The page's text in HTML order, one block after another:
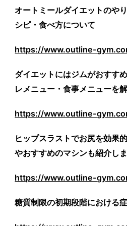
オートミールダイエットのや
シピ・食べ方について
https://www.outline-
ダイエットにはジムがおすす
レメニュー・食事メニューを
https://www.outline-
ヒップスラストでお尻を効果
やおすすめのマシンも紹介し
https://www.outline-
糖質制限の初期段階における